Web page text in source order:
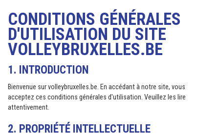
CONDITIONS GÉNÉRALES
D'UTILISATION DU SITE
VOLLEYBRUXELLES.BE
1. INTRODUCTION
Bienvenue sur volleybruxelles.be. En accédant à notre site, vous
acceptez ces conditions générales d'utilisation. Veuillez les lire
attentivement.
2. PROPRIÉTÉ INTELLECTUELLE